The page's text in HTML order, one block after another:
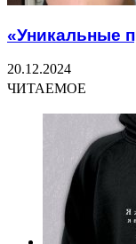
«Уникальные
20.12.2024
ЧИТАЕМОЕ